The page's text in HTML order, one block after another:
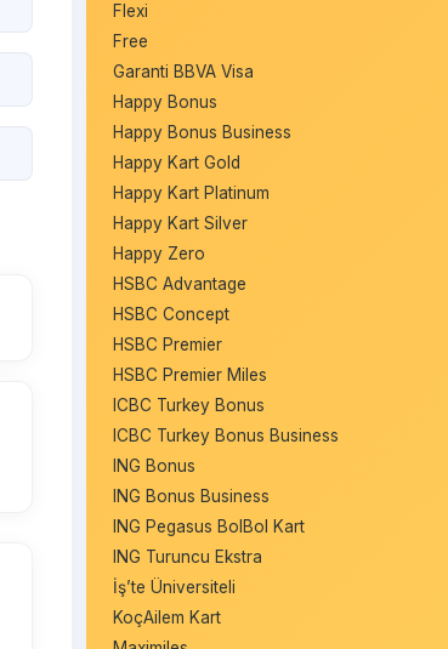
Flexi
Free
Garanti BBVA Visa
Happy Bonus
Happy Bonus Business
Happy Kart Gold
Happy Kart Platinum
Happy Kart Silver
Happy Zero
HSBC Advantage
HSBC Concept
HSBC Premier
HSBC Premier Miles
ICBC Turkey Bonus
ICBC Turkey Bonus Business
ING Bonus
ING Bonus Business
ING Pegasus BolBol Kart
ING Turuncu Ekstra
İş’te Üniversiteli
KoçAilem Kart